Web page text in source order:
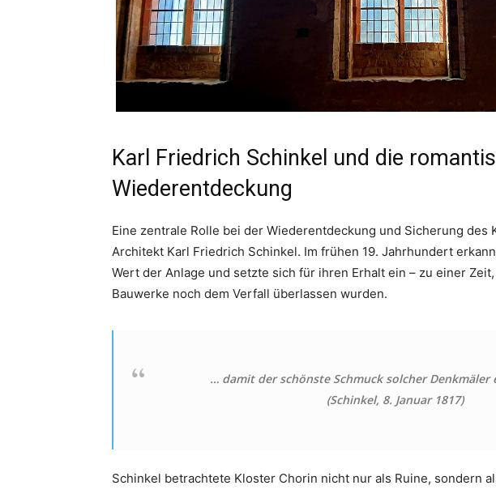
Karl Friedrich Schinkel und die
Wiederentdeckung
Eine zentrale Rolle bei der Wiederentdeckung und Sicherung
Architekt Karl Friedrich Schinkel. Im frühen 19. Jahrhundert
Wert der Anlage und setzte sich für ihren Erhalt ein – zu einer
Bauwerke noch dem Verfall überlassen wurden.
… damit der schönste Schmuck solcher Denkmäler
(Schinkel, 8. Januar 1817)
Schinkel betrachtete Kloster Chorin nicht nur als Ruine, sondern